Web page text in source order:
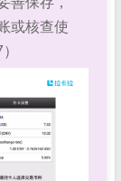
或核查使